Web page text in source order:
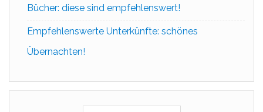
Bücher: diese sind empfehlenswert!
Empfehlenswerte Unterkünfte: schönes
Übernachten!